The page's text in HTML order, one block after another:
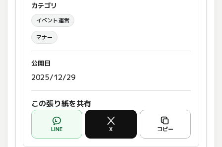
カテゴリ
イベント運営
マナー
公開日
2025/12/29
この張り紙を共有
LINE X コピー